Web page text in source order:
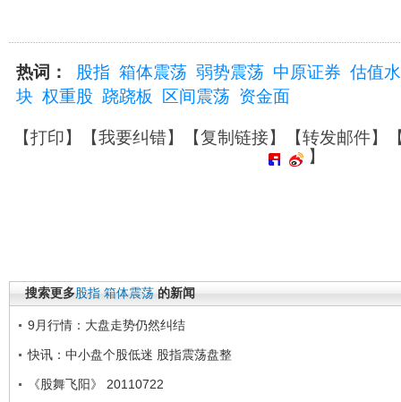
热词： 股指 箱体震荡 弱势震荡 中原证券 估值
块 权重股 跷跷板 区间震荡 资金面
【打印】【我要纠错】【复制链接】【转发邮件】
】
搜索更多股指 箱体震荡 的新闻
9月行情：大盘走势仍然纠结
快讯：中小盘个股低迷 股指震荡盘整
《股舞飞阳》 20110722